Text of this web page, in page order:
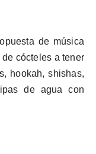
de música
cócteles a tener
hookah,shishas,
de agua con